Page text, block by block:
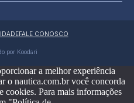
FALE CONOSCO
por Koodari
a melhor experiência
o nautica.com.br você concorda
cookies. Para mais informações